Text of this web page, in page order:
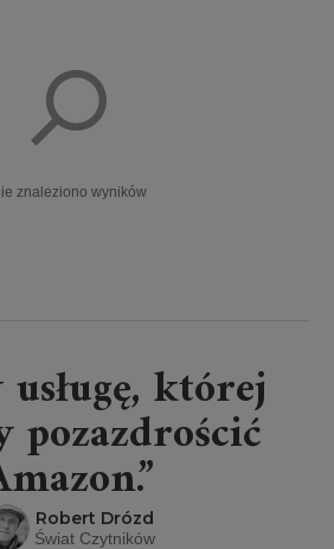
znaleziono wyników
której
pozazdrościć
Robert Drózd
Świat Czytników